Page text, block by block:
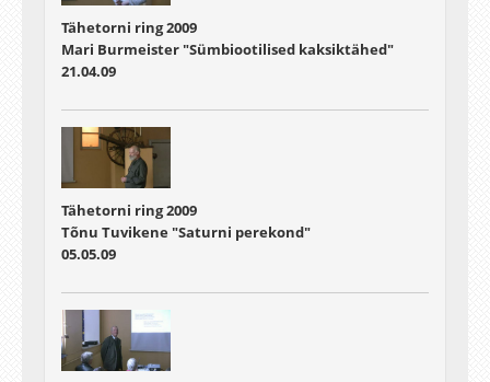
Tähetorni ring 2009
Mari Burmeister "Sümbiootilised kaksiktähed"
21.04.09
Tähetorni ring 2009
Tõnu Tuvikene "Saturni perekond"
05.05.09